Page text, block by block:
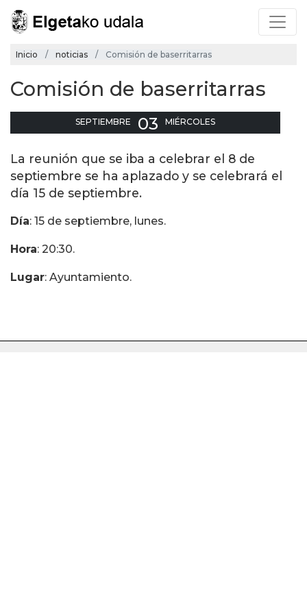
Inicio noticias Comisión de baserritarras
Comisión de baserritarras
SEPTIEMBRE 03 MIÉRCOLES
La reunión que se iba a celebrar el 8 de
septiembre se ha aplazado y se celebrará el
día 15 de septiembre.
Día: 15 de septiembre, lunes.
Hora: 20:30.
Lugar: Ayuntamiento.